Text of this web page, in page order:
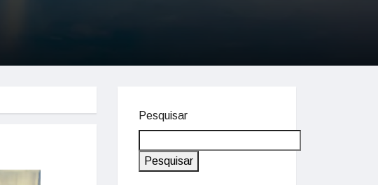
Pesquisar
Pesquisar